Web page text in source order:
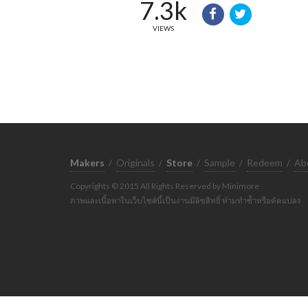
7.3k
VIEWS
Makers / Originals / Store / Sample / Redeem /
Copyrights © 2015 All Rights Reserved by Minimore
ภาพและเนื้อหาในเว็บไซต์นี้เป็นงานมีลิขสิทธิ์ ห้ามทำซ้ำหรือดัดแปลง